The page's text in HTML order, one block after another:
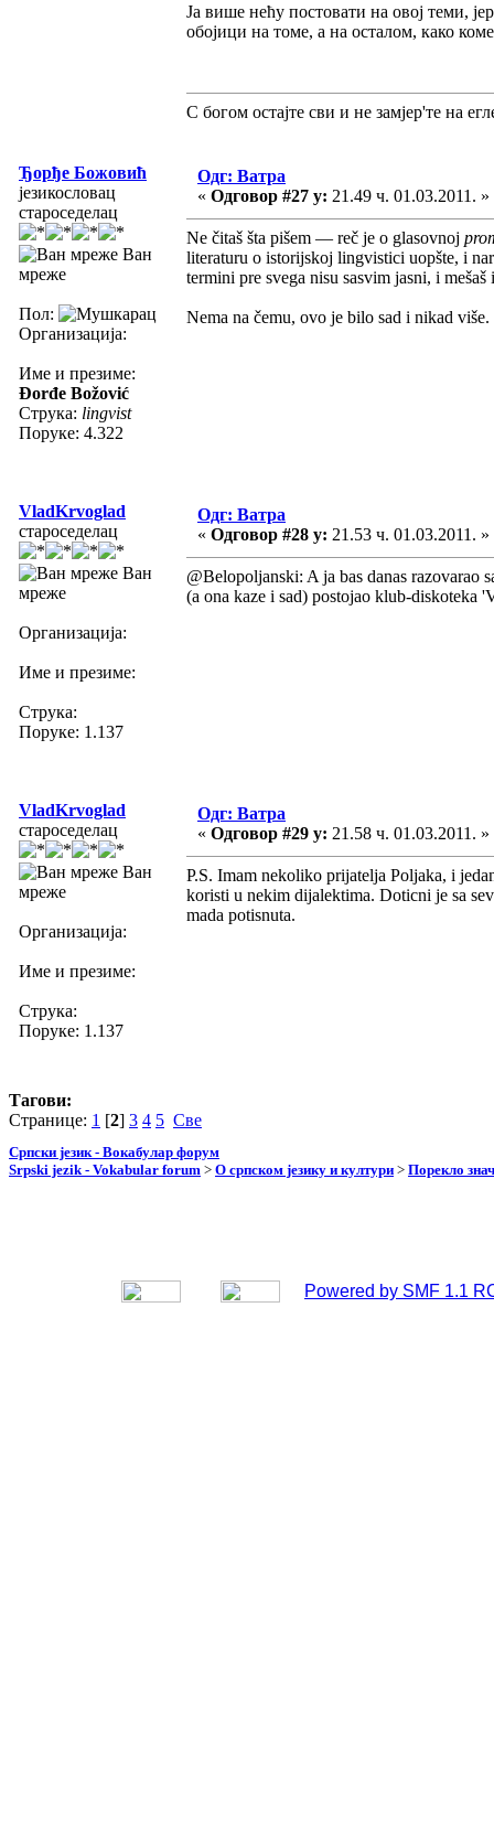
Ја више нећу постовати на овој теми,
обојици на томе, а на осталом, како
С богом остајте сви и не замјер'те на
Ђорђе Божовић
језикословац
староседелац
Ван
мреже
Пол:
Организација:
Име и презиме:
Đorđe Božović
Струка: lingvist
Поруке: 4.322
Одг: Ватра
« Одговор #27 у: 21.49 ч. 01.03.2011. »
Ne čitaš šta pišem — reč je o glasovnoj
literaturu o istorijskoj lingvistici uopšte, i
termini pre svega nisu sasvim jasni, i
Nema na čemu, ovo je bilo sad i nikad više.
VladKrvoglad
староседелац
Ван
мреже
Организација:
Име и презиме:
Струка:
Поруке: 1.137
Одг: Ватра
« Одговор #28 у: 21.53 ч. 01.03.2011. »
@Belopoljanski: A ja bas danas
(a ona kaze i sad) postojao klub-diskoteka
VladKrvoglad
староседелац
Ван
мреже
Организација:
Име и презиме:
Струка:
Поруке: 1.137
Одг: Ватра
« Одговор #29 у: 21.58 ч. 01.03.2011. »
P.S. Imam nekoliko prijatelja Poljaka, i
koristi u nekim dijalektima. Doticni je sa
mada potisnuta.
Тагови:
Странице: 1 [2] 3 4 5 Све
Српски језик - Вокабулар форум
Srpski jezik - Vokabular forum > О српском језику и култури > Порекло
Powered by SMF 1.1